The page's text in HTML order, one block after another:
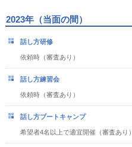
2023年（当面の間）
話し方研修
依頼時（審査あり）
話し方練習会
依頼時（審査あり）
話し方ブートキャンプ
希望者4名以上で適宜開催（審査あり）